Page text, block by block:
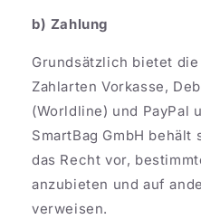
b) Zahlung
Grundsätzlich bietet die
Zahlarten Vorkasse,
(Worldline) und PayPal
SmartBag GmbH
das Recht vor,
anzubieten und auf
verweisen.